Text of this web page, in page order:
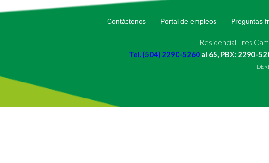
Contáctenos Portal de empleos Preguntas
Residencial Tres
Tel. (504) 2290-5260 al 65, PBX: 2290-